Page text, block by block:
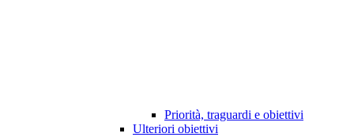
Priorità, traguardi e obiettivi
Ulteriori obiettivi